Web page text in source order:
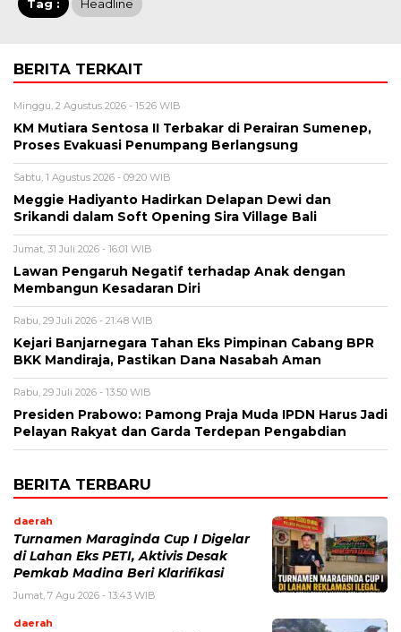
Tag : Headline
BERITA TERKAIT
Minggu, 2 Agustus 2026 - 15:26 WIB
KM Mutiara Sentosa II Terbakar di Perairan Sumenep,
Proses Evakuasi Penumpang Berlangsung
Sabtu, 1 Agustus 2026 - 09:20 WIB
Meggie Hadiyanto Hadirkan Delapan Dewi dan
Srikandi dalam Soft Opening Sira Village Bali
Jumat, 31 Juli 2026 - 16:01 WIB
Lawan Pengaruh Negatif terhadap Anak dengan
Membangun Kesadaran Diri
Rabu, 29 Juli 2026 - 21:48 WIB
Kejari Banjarnegara Tahan Eks Pimpinan Cabang BPR
BKK Mandiraja, Pastikan Dana Nasabah Aman
Rabu, 29 Juli 2026 - 13:50 WIB
Presiden Prabowo: Pamong Praja Muda IPDN Harus Jadi
Pelayan Rakyat dan Garda Terdepan Pengabdian
BERITA TERBARU
daerah
Turnamen Maraginda Cup I Digelar
di Lahan Eks PETI, Aktivis Desak
Pemkab Madina Beri Klarifikasi
Jumat, 7 Agu 2026 - 13:43 WIB
daerah